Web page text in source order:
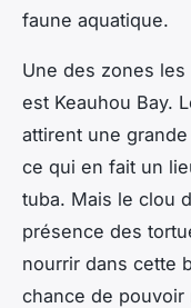
faune aquatique.
Une des zones
est Keauhou Bay.
attirent une
ce qui en fait un
tuba. Mais le clou
présence des
nourrir dans cette
chance de pouvoir